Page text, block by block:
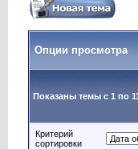
Опции просмотра
Показаны темы с 1 по
Критерий
сортировки